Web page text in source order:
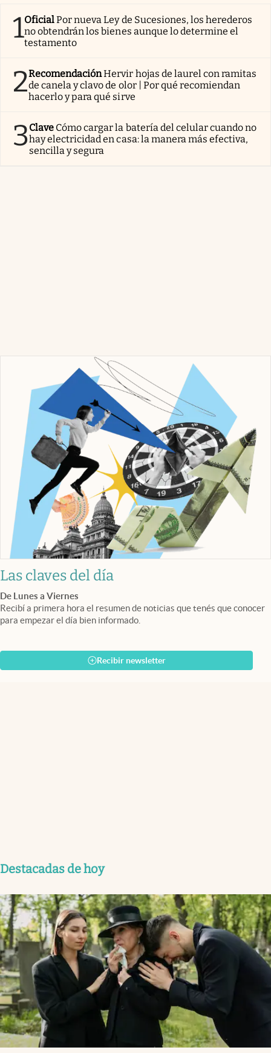
1OficialPor nueva Ley de Sucesiones, los herederos
no obtendrán los bienes aunque lo determine el
testamento
2RecomendaciónHervir hojas de laurel con ramitas
de canela y clavo de olor | Por qué recomiendan
hacerlo y para qué sirve
3Clave Cómo cargar la batería del celular cuando no
hay electricidad en casa: la manera más efectiva,
sencilla y segura
Las claves del día
De Lunes a Viernes
Recibí a primera hora el resumen de noticias que tenés que conocer
para empezar el día bien informado.
Recibir newsletter
Destacadas de hoy